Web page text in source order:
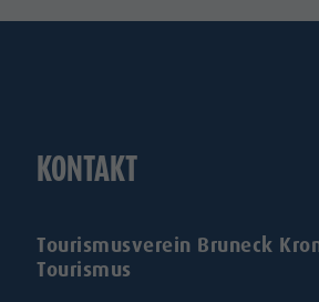
KONTAKT
Tourismusverein Bruneck
Tourismus